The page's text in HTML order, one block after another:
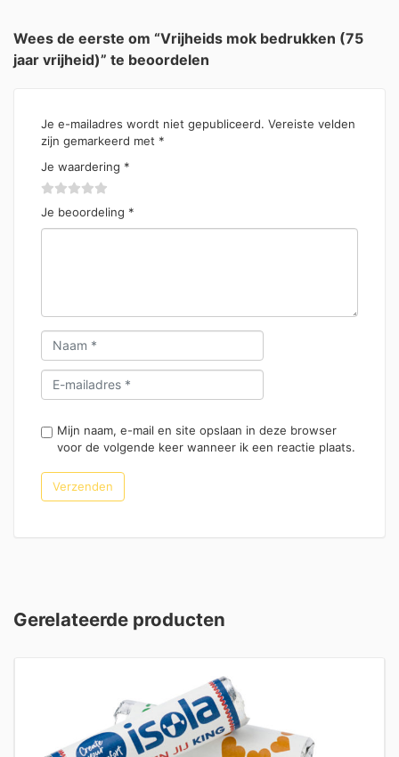
Wees de eerste om “Vrijheids mok bedrukken (75
jaar vrijheid)” te beoordelen
Je e-mailadres wordt niet gepubliceerd. Vereiste velden
zijn gemarkeerd met *
Je waardering *
Je beoordeling *
Mijn naam, e-mail en site opslaan in deze browser
voor de volgende keer wanneer ik een reactie plaats.
Gerelateerde producten